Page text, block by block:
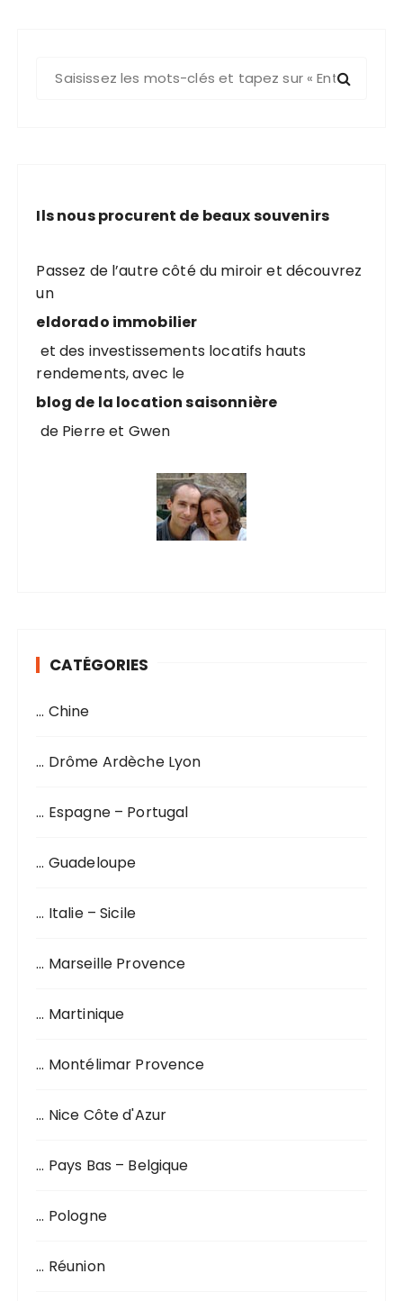
h
p
o
u
:
Ils nous procurent de beaux souvenirs
Passez de l’autre côté du miroir et découvrez
un
eldorado immobilier
et des investissements locatifs hauts
rendements, avec le
blog de la location saisonnière
de Pierre et Gwen
CATÉGORIES
… Chine
… Drôme Ardèche Lyon
… Espagne – Portugal
… Guadeloupe
… Italie – Sicile
… Marseille Provence
… Martinique
… Montélimar Provence
… Nice Côte d'Azur
… Pays Bas – Belgique
… Pologne
… Réunion